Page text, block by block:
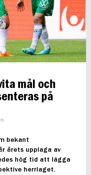
mål och
på
bekant
årets upplaga av
hög tid att lägga
herrlaget.